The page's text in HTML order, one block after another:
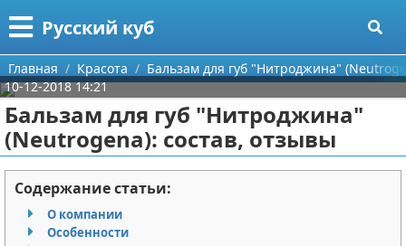
Русский куб
Меню
Главная
Категории
Программирование
Бизнес
Красота
Поиск
О проекте
Контакты
Главная Красота
Бальзам для губ "Нитроджина"
10-12-2018 14:21
Бальзам для губ "Нитроджина"
(Neutrogena): состав, отзывы
Содержание статьи:
О компании
Особенности